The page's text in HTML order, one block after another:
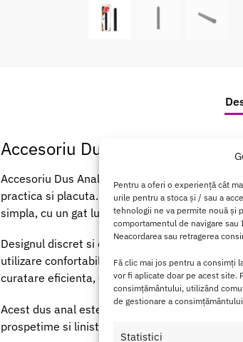
Pentru a oferi o experiență cât
urile pentru a stoca și / sau a
tehnologii ne va permite nouă și
comportamentul de navigare
Neacordarea sau retragerea
Fă clic mai jos pentru a consimți
vor fi aplicate doar pe acest site.
consimțământului, utilizând
de gestionare a
Statistici
Accesoriu Dus Anal Chisa
Accesoriu Dus Anal Chisa Black Mont este
practica si placuta. Realizat din
simpla, cu un gat lung care faciliteaza o
Designul discret si culoarea neagra adauga
utilizare confortabila, fara disconfort. Cu o
curatare eficienta, dar fara a cauza iritatii.
Acest dus anal este un aliat excelent pentru
prospetime si liniste. Se potriveste celor care